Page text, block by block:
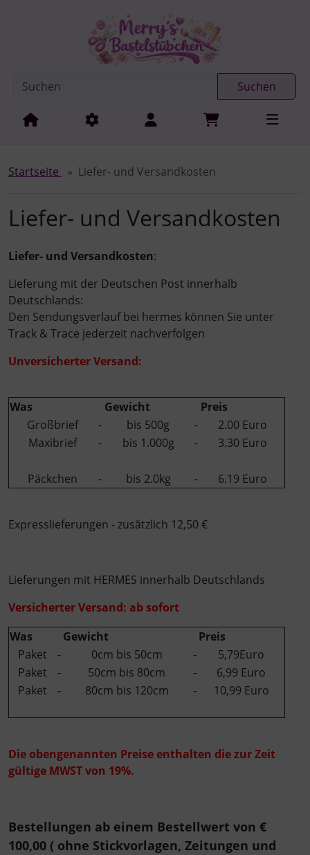
Springe zur Navigation
Suchen
Startseite Liefer- und Versandkosten
Liefer- und Versandkosten
Liefer- und Versandkosten:
Lieferung mit der Deutschen Post innerhalb
Deutschlands:
Den Sendungsverlauf bei hermes können Sie unter
Track & Trace jederzeit nachverfolgen
Unversicherter Versand:
Was Gewicht
Preis
Großbrief
- bis 500g -
2.00 Euro
Maxibrief
- bis 1.000g - 3.30 Euro
Päckchen - bis 2.0kg - 6.19 Euro
Expresslieferungen - zusätzlich 12,50 €
Lieferungen mit HERMES innerhalb Deutschlands
Versicherter Versand: ab sofort
Was
Gewicht
Preis
Paket
- 0cm bis 50cm -
5,79Euro
Paket
- 50cm bis 80cm -
6,99 Euro
Paket
- 80cm bis 120cm - 10,99 Euro
Die obengenannten Preise enthalten die zur Zeit
gültige MWST von 19%.
Bestellungen ab einem Bestellwert von €
100,00 ( ohne Stickvorlagen, Zeitungen und